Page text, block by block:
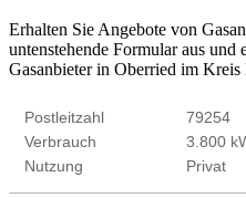
Erhalten Sie Angebote von
untenstehende Formular aus
Gasanbieter in Oberried im